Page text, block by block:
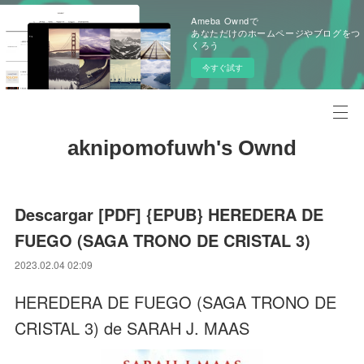
Ameba Owndで
あなただけのホームページやブログをつ
くろう
今すぐ試す
aknipomofuwh's Ownd
Descargar [PDF] {EPUB} HEREDERA DE
FUEGO (SAGA TRONO DE CRISTAL 3)
2023.02.04 02:09
HEREDERA DE FUEGO (SAGA TRONO DE
CRISTAL 3) de SARAH J. MAAS